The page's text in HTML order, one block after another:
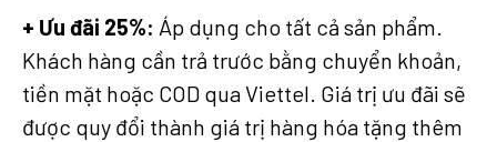
+ Ưu đãi 25%: Áp dụng cho tất cả sản phẩm.
Khách hàng cần trả trước bằng chuyển khoản,
tiền mặt hoặc COD qua Viettel. Giá trị ưu đãi sẽ
được quy đổi thành giá trị hàng hóa tặng thêm